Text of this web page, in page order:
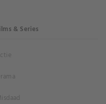
& Series